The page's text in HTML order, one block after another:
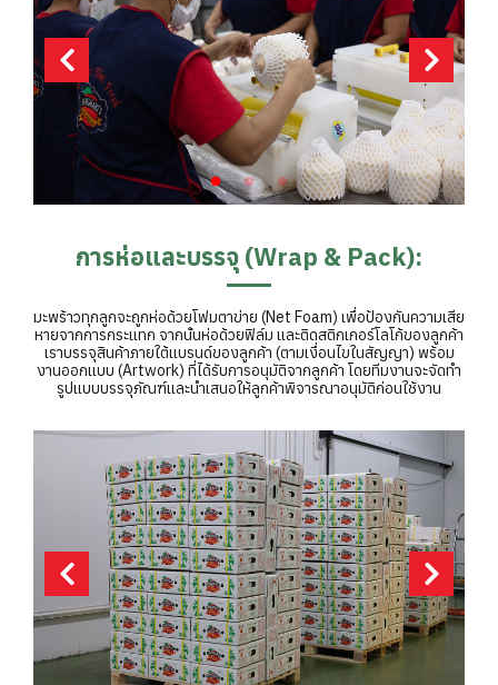
การห่อและบรรจุ (Wrap & Pack):
มะพร้าวทุกลูกจะถูกห่อด้วยโฟมตาข่าย (Net Foam) เพื่อป้องกันความเสีย
หายจากการกระแทก จากนั้นห่อด้วยฟิล์ม และติดสติกเกอร์โลโก้ของลูกค้า
เราบรรจุสินค้าภายใต้แบรนด์ของลูกค้า (ตามเงื่อนไขในสัญญา) พร้อม
งานออกแบบ (Artwork) ที่ได้รับการอนุมัติจากลูกค้า โดยทีมงานจะจัดทำ
รูปแบบบรรจุภัณฑ์และนำเสนอให้ลูกค้าพิจารณาอนุมัติก่อนใช้งาน